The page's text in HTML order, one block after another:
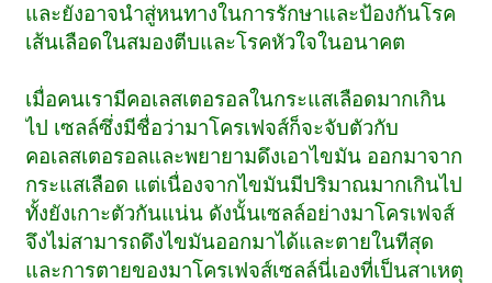
และยังอาจนำสู่หนทางในการรักษาและป้องกันโรค
เส้นเลือดในสมองตีบและโรคหัวใจในอนาคต
เมื่อคนเรามีคอเลสเตอรอลในกระแสเลือดมากเกิน
ไป เซลล์ซึ่งมีชื่อว่ามาโครเฟจส์ก็จะจับตัวกับ
คอเลสเตอรอลและพยายามดึงเอาไขมัน ออกมาจาก
กระแสเลือด แต่เนื่องจากไขมันมีปริมาณมากเกินไป
ทั้งยังเกาะตัวกันแน่น ดังนั้นเซลล์อย่างมาโครเฟจส์
จึงไม่สามารถดึงไขมันออกมาได้และตายในทีสุด
และการตายของมาโครเฟจส์เซลล์นี่เองที่เป็นสาเหตุ